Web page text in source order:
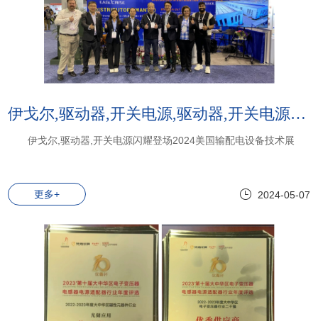
伊戈尔,驱动器,开关电源,驱动器,开关电源:伊戈尔,驱动器,开关电源闪耀登场2024美国输配电设备技术展
伊戈尔,驱动器,开关电源闪耀登场2024美国输配电设备技术展
更多+ 2024-05-07